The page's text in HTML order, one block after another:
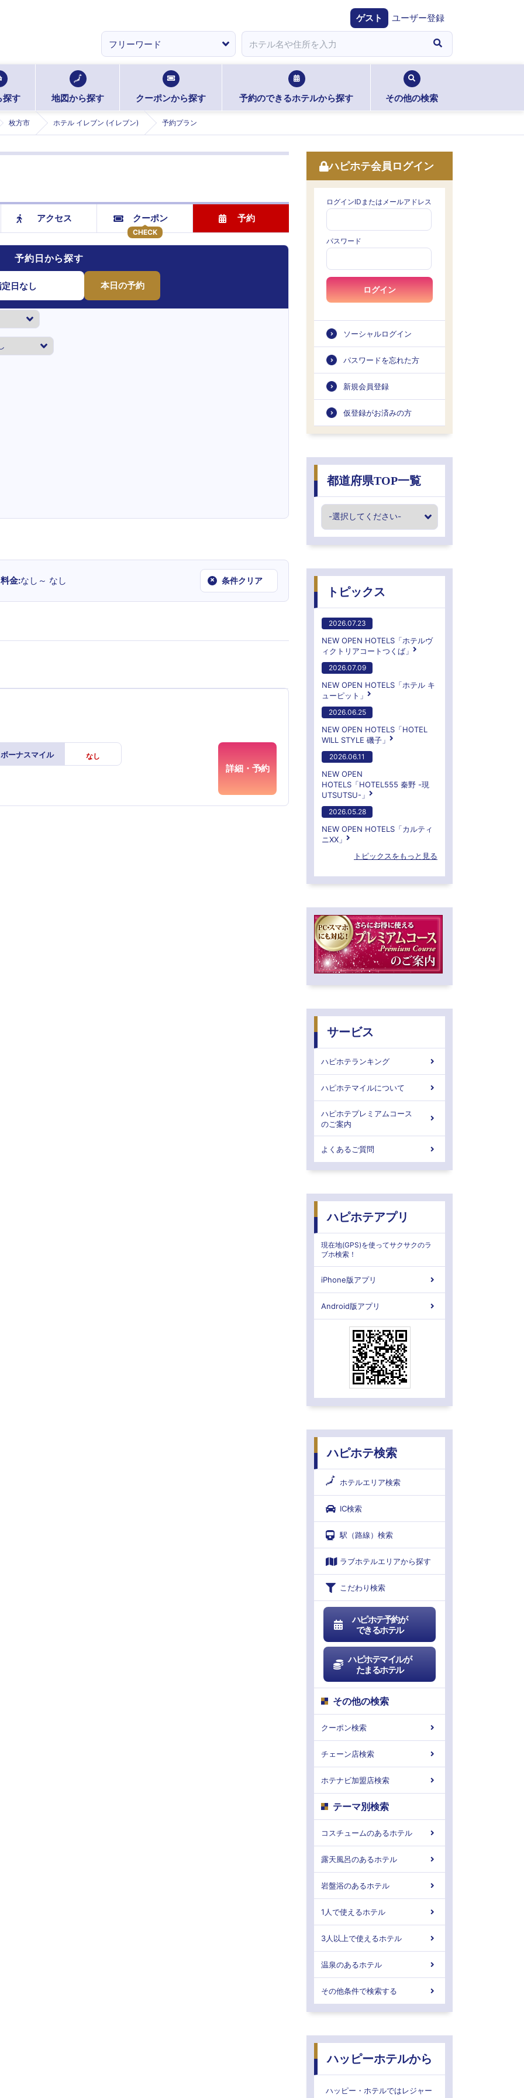
ゲスト ユーザー登録
探す 地図から探す クーポンから探す 予約のできるホテルから探す その他の検索
枚方市 ホテル イレブン (イレブン) 予約プラン
アクセス
CHECK
クーポン 予約
予約日から探す
日なし 本日の予約
料金 なし～ なし × 条件クリア
ボーナスマイル なし
詳細・予約
ハピホテ会員ログイン
ログインIDまたはメールアドレス
パスワード
ログイン
ソーシャルログイン
パスワードを忘れた方
新規会員登録
仮登録がお済みの方
都道府県TOP一覧
トピックス
2026.07.23
NEW OPEN HOTELS「ホテルヴ
ィクトリアコートつくば」
2026.07.09
NEW OPEN HOTELS「ホテル キ
ューピット」
2026.06.25
NEW OPEN HOTELS「HOTEL
WILL STYLE 磯子」
2026.06.11
NEW OPEN
HOTELS「HOTEL555 秦野 -現
UTSUTSU-」
2026.05.28
NEW OPEN HOTELS「カルティ
ニXX」
トピックスをもっと見る
サービス
ハピホテランキング
ハピホテマイルについて
ハピホテプレミアムコース
のご案内
よくあるご質問
ハピホテアプリ
現在地(GPS)を使ってサクサクのラ
ブホ検索！
iPhone版アプリ
Android版アプリ
ハピホテ検索
ホテルエリア検索
IC検索
駅（路線）検索
ラブホテルエリアから探す
こだわり検索
ハピホテ予約が
できるホテル
ハピホテマイルが
たまるホテル
その他の検索
クーポン検索
チェーン店検索
ホテナビ加盟店検索
テーマ別検索
コスチュームのあるホテル
露天風呂のあるホテル
岩盤浴のあるホテル
1人で使えるホテル
3人以上で使えるホテル
温泉のあるホテル
その他条件で検索する
ハッピーホテルから
ハッピー・ホテルではレジャー